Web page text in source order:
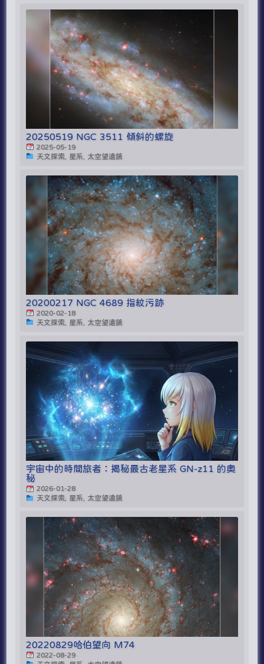
20250519 NGC 3511 傾斜的螺旋
2025-05-19
天文探索, 星系, 太空望遠鏡
20200217 NGC 4689 指紋污跡
2020-02-18
天文探索, 星系, 太空望遠鏡
宇宙中的時間旅者：揭秘最古老星系 GN-z11 的奧
秘
2026-01-28
天文探索, 星系, 太空望遠鏡
20220829哈伯望向 M74
2022-08-29